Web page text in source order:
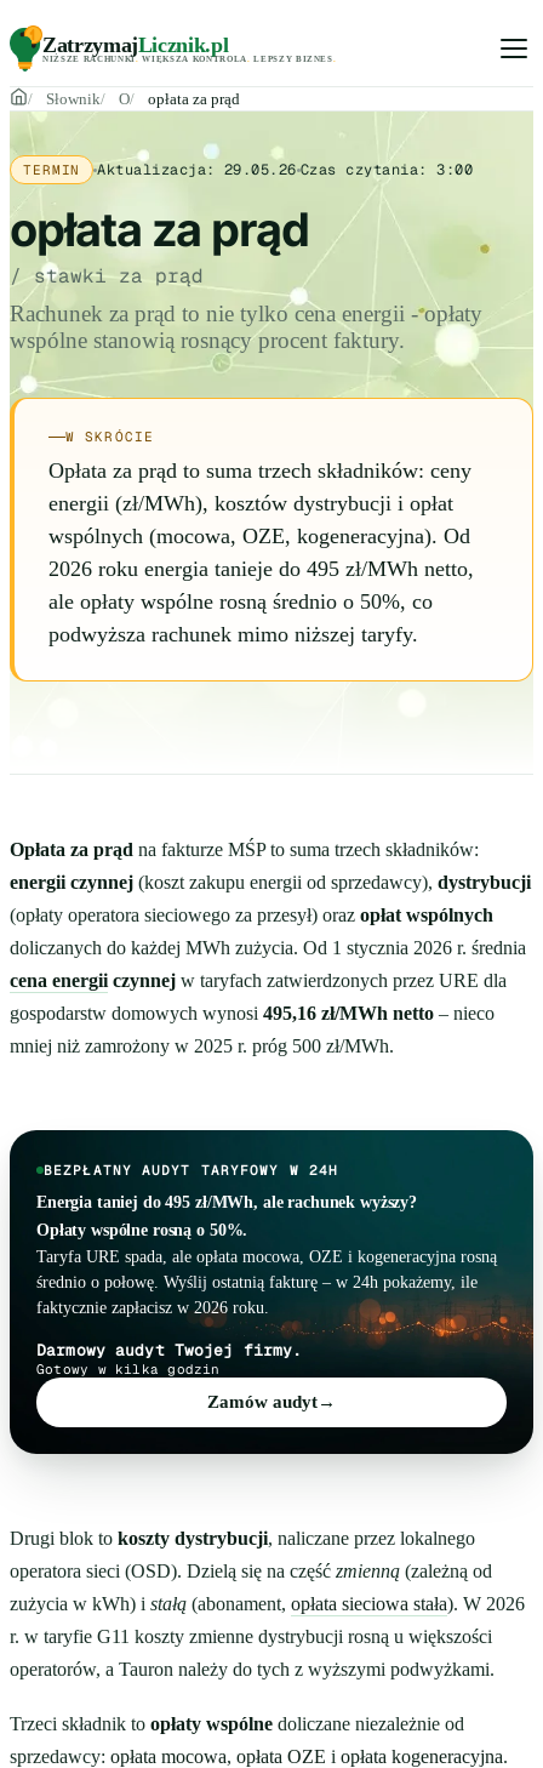
ZatrzymajLicznik.pl
NIŻSZE RACHUNKI. WIĘKSZA KONTROLA LEPSZY BIZNES
Słownik O opłata za prąd
TERMIN Aktualizacja:29.05.26 Czas czytania:3:00
opłata za prąd
/ stawki za prąd
Rachunek za prąd to nie tylko cena energii - opłaty
wspólne stanowią rosnący procent faktury.
W SKRÓCIE
Opłata za prąd to suma trzech składników: ceny
energii (zł/MWh), kosztów dystrybucji i opłat
wspólnych (mocowa, OZE, kogeneracyjna). Od
2026 roku energia tanieje do 495 zł/MWh netto,
ale opłaty wspólne rosną średnio o 50%, co
podwyższa rachunek mimo niższej taryfy.
Opłata za prąd na fakturze MŚP to suma trzech składników:
energii czynnej (koszt zakupu energii od sprzedawcy), dystrybucji
(opłaty operatora sieciowego za przesył) oraz opłat wspólnych
doliczanych do każdej MWh zużycia. Od 1 stycznia 2026 r. średnia
cena energii czynnej w taryfach zatwierdzonych przez URE dla
gospodarstw domowych wynosi 495,16 zł/MWh netto – nieco
mniej niż zamrożony w 2025 r. próg 500 zł/MWh.
BEZPŁATNY AUDYT TARYFOWY W 24H
Energia taniej do 495 zł/MWh, ale rachunek wyższy?
Opłaty wspólne rosną o 50%.
Taryfa URE spada, ale opłata mocowa, OZE i kogeneracyjna rosną
średnio o połowę. Wyślij ostatnią fakturę – w 24h pokażemy, ile
faktycznie zapłacisz w 2026 roku.
Zamów audyt→
Darmowy audyt Twojej firmy.
Gotowy w kilka godzin
Drugi blok to koszty dystrybucji, naliczane przez lokalnego
operatora sieci (OSD). Dzielą się na część zmienną (zależną od
zużycia w kWh) i stałą (abonament, opłata sieciowa stała). W 2026
r. w taryfie G11 koszty zmienne dystrybucji rosną u większości
operatorów, a Tauron należy do tych z wyższymi podwyżkami.
Trzeci składnik to opłaty wspólne doliczane niezależnie od
sprzedawcy: opłata mocowa, opłata OZE i opłata kogeneracyjna.